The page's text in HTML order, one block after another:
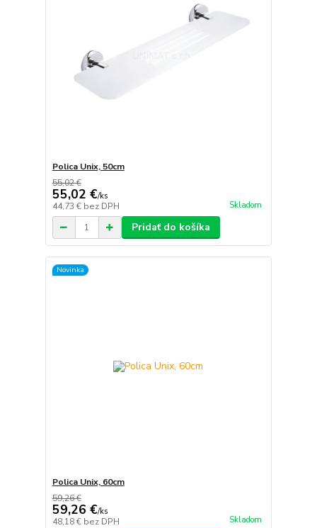
Polica Unix, 50cm
55,02 €
55,02 €/ks
44,73 € bez DPH Skladom
Pridať do košíka
Novinka
Polica Unix, 60cm
59,26 €
59,26 €/ks
48,18 € bez DPH Skladom